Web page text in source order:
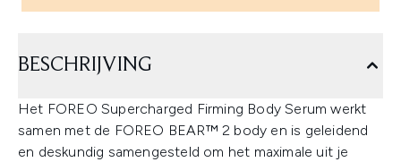
BESCHRIJVING
Het FOREO Supercharged Firming Body Serum werkt
samen met de FOREO BEAR™ 2 body en is geleidend
en deskundig samengesteld om het maximale uit je